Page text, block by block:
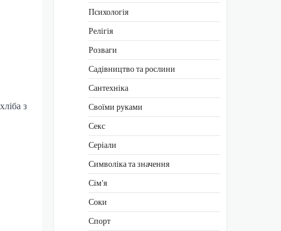
з
Психологія
Релігія
Розваги
Садівництво та рослини
Сантехніка
Своїми руками
Секс
Серіали
Символіка та значення
Сім’я
Соки
Спорт